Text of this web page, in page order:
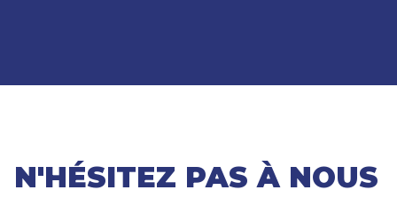
N'HÉSITEZ PAS À NOUS